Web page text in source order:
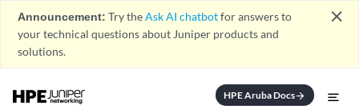
Announcement: Try theAsk AI chatbotfor answers to
your technical questions about Juniper products and
solutions.
close
HPE Aruba Docsarrow_forward